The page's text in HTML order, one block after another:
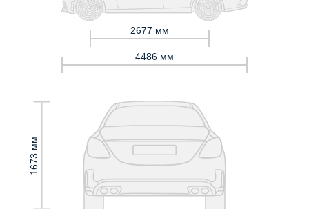
2677 мм
4486 мм
1673 мм